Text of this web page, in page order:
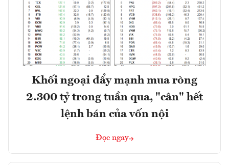
Khối ngoại đẩy mạnh mua ròng
2.300 tỷ trong tuần qua, "cân" hết
lệnh bán của vốn nội
Đọc ngay